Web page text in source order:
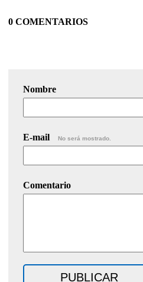
0 COMENTARIOS
Nombre
E-mail No será mostrado.
Comentario